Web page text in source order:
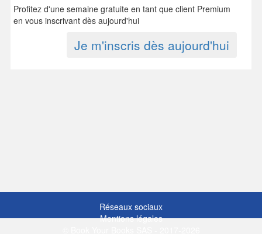
Profitez d'une semaine gratuite en tant que client Premium
en vous inscrivant dès aujourd'hui
Je m'inscris dès aujourd'hui
Réseaux sociaux
Mentions légales